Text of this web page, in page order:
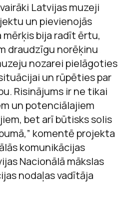
Latvijas muzeji
un pievienojās
mērķis bija radīt ērtu,
draudzīgu norēķinu
nozarei pielāgoties
un rūpēties par
Risinājums ir ne tikai
un potenciālajiem
bet arī būtisks solis
komentē projekta
komunikācijas
Nacionālā mākslas
nodaļas vadītāja